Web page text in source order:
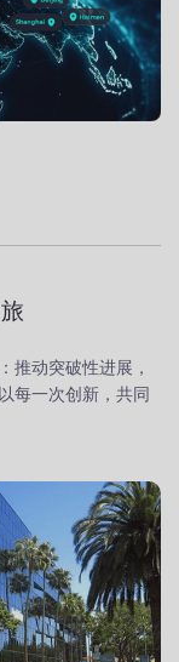
推动突破性进展，
每一次创新，共同